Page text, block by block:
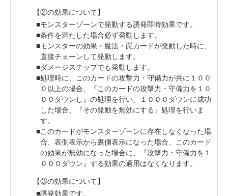
【②の効果について】
モンスターゾーンで発動する誘発即時効果です。
条件を満たした場合必ず発動します。
モンスターの効果・魔法・罠カードが発動した時に、
直接チェーンして発動します。
ダメージステップでも発動します。
処理時に、このカードの攻撃力・守備力が共に１００
０以上の場合、『このカードの攻撃力・守備力を１０
００ダウンし』の処理を行い、１０００ダウンに成功
した場合、『その発動を無効にする』処理を行いま
す。
このカードがモンスターゾーンに存在しなくなった場
合、表側表示から裏側表示になった場合、このカード
の効果が無効になった場合に、『攻撃力・守備力を１
０００ダウン』する効果の適用はなくなります。
【③の効果について】
誘発効果です。